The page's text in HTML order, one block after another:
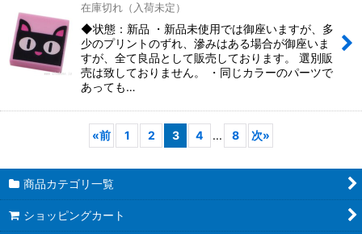
在庫切れ（入荷未定）
◆状態：新品 ・新品未使用では御座いますが、多
少のプリントのずれ、滲みはある場合が御座いま
すが、全て良品として販売しております。 選別販
売は致しておりません。 ・同じカラーのパーツで
あっても…
«前 1 2 3 4 ... 8 次»
商品カテゴリ一覧
ショッピングカート